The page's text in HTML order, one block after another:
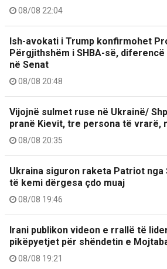
08/08 22:04
Ish-avokati i Trump konfirmohet
Përgjithshëm i SHBA-së,
në Senat
08/08 20:48
Vijojnë sulmet ruse në Ukrainë/
pranë Kievit, tre persona të vrarë,
08/08 20:35
Ukraina siguron raketa Patriot nga
të kemi dërgesa çdo muaj
08/08 19:46
Irani publikon videon e rrallë të
pikëpyetjet për shëndetin e
08/08 19:21